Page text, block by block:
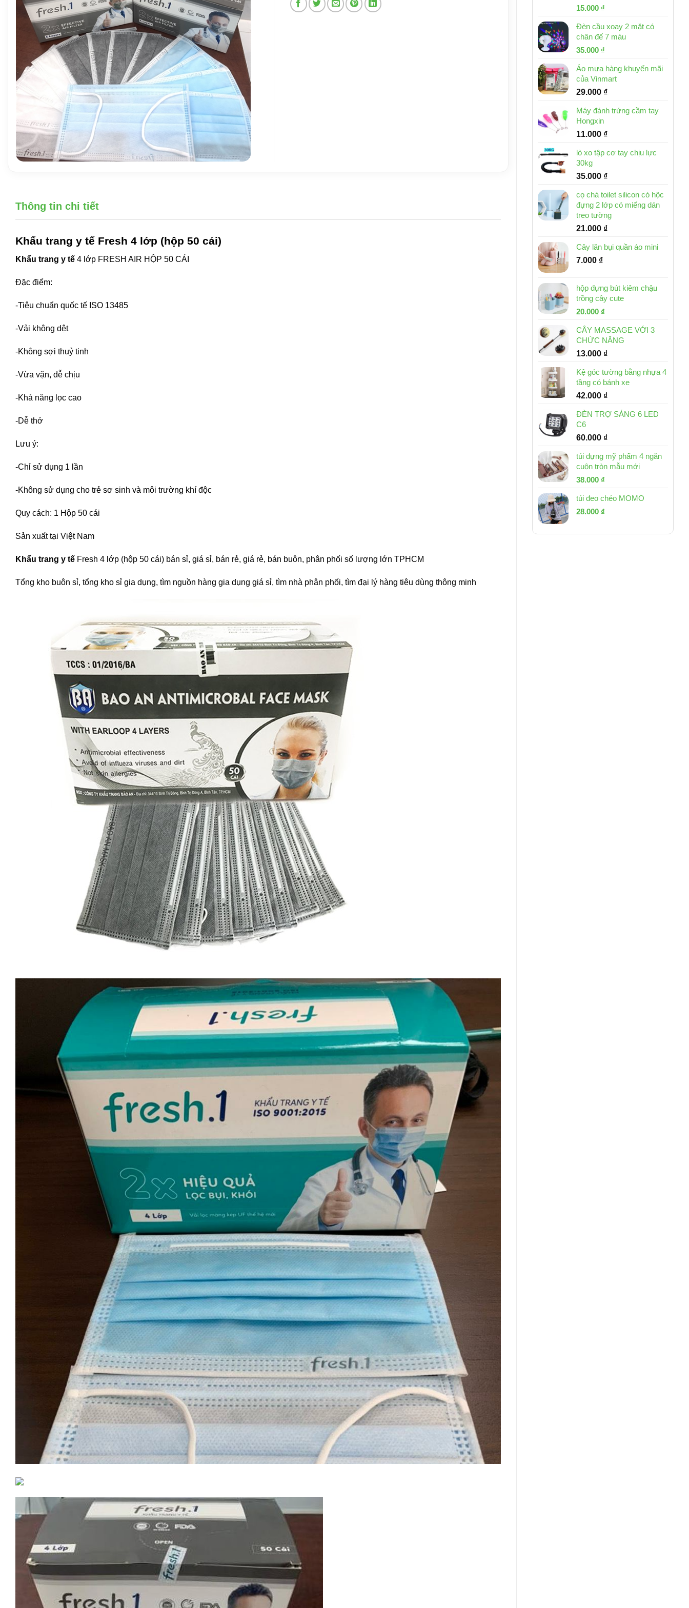
Giá
là:
32.000 ₫.
15.000 ₫
tại
là:
Đèn cầu xoay 2 mặt có
chân đế 7 màu
Giá
là:
46.000 ₫.
35.000 ₫
tại
là:
35.000 ₫.
Áo mưa hàng khuyến mãi
của Vinmart
29.000 ₫
Máy đánh trứng cầm tay
Hongxin
11.000 ₫
lò xo tập cơ tay chịu lực
30kg
35.000 ₫
cọ chà toilet silicon có hộc
đựng 2 lớp có miếng dán
treo tường
21.000 ₫
Cây lăn bụi quần áo mini
7.000 ₫
hộp đựng bút kiêm chậu
trồng cây cute
Giá
là:
30.000 ₫.
20.000 ₫
tại
là:
20.000 ₫.
CÂY MASSAGE VỚI 3
CHỨC NĂNG
13.000 ₫
Kệ góc tường bằng nhựa 4
tầng có bánh xe
42.000 ₫
ĐÈN TRỢ SÁNG 6 LED
C6
60.000 ₫
túi đựng mỹ phẩm 4 ngăn
cuộn tròn mẫu mới
Giá
là:
53.000 ₫.
38.000 ₫
tại
túi đeo chéo MOMO
Giá
là:
28.000 ₫
tại
Thông tin chi tiết
Khẩu trang y tế Fresh 4 lớp (hộp 50 cái)
Khẩu trang y tế 4 lớp FRESH AIR HỘP 50 CÁI
Đặc điểm:
-Tiêu chuẩn quốc tế ISO 13485
-Vải không dệt
-Không sợi thuỷ tinh
-Vừa vặn, dễ chịu
-Khả năng lọc cao
-Dễ thở
Lưu ý:
-Chỉ sử dụng 1 lần
-Không sử dụng cho trẻ sơ sinh và môi trường khí độc
Quy cách: 1 Hộp 50 cái
Sản xuất tại Việt Nam
Khẩu trang y tế Fresh 4 lớp (hộp 50 cái) bán sỉ, giá sỉ, bán rẻ, giá rẻ, bán buôn, phân phối số lượng lớn TPHCM
Tổng kho buôn sỉ, tổng kho sỉ gia dụng, tìm nguồn hàng gia dụng giá sỉ, tìm nhà phân phối, tìm đại lý hàng tiêu dùng thông minh